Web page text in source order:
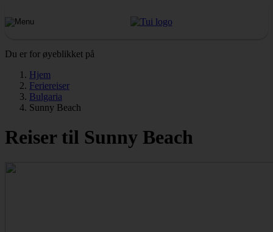
Du er for øyeblikket på
Hjem
Feriereiser
Bulgaria
Sunny Beach
Reiser til Sunny Beach